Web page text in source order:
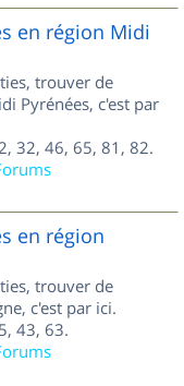
en région Midi
trouver de
Pyrénées, c'est par
32, 46, 65, 81, 82.
en région
trouver de
c'est par ici.
43, 63.